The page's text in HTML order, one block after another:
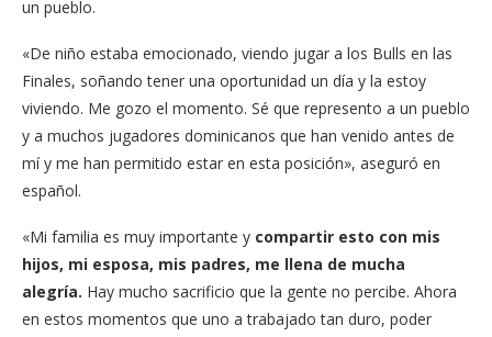
un pueblo.
«De niño estaba emocionado, viendo jugar a los Bulls en las
Finales, soñando tener una oportunidad un día y la estoy
viviendo. Me gozo el momento. Sé que represento a un pueblo
y a muchos jugadores dominicanos que han venido antes de
mí y me han permitido estar en esta posición», aseguró en
español.
«Mi familia es muy importante y compartir esto con mis
hijos, mi esposa, mis padres, me llena de mucha
alegría. Hay mucho sacrificio que la gente no percibe. Ahora
en estos momentos que uno a trabajado tan duro, poder